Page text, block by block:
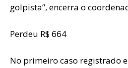
golpista”, encerra o
Perdeu R$ 664
No primeiro caso registrado